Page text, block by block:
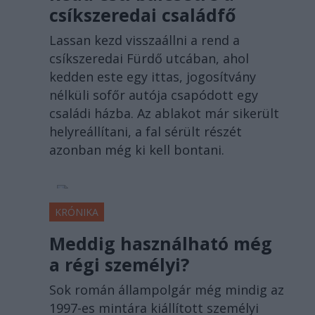
csíkszeredai családfő
Lassan kezd visszaállni a rend a
csíkszeredai Fürdő utcában, ahol
kedden este egy ittas, jogosítvány
nélküli sofőr autója csapódott egy
családi házba. Az ablakot már sikerült
helyreállítani, a fal sérült részét
azonban még ki kell bontani.
KRÓNIKA
Meddig használható még
a régi személyi?
Sok román állampolgár még mindig az
1997-es mintára kiállított személyi